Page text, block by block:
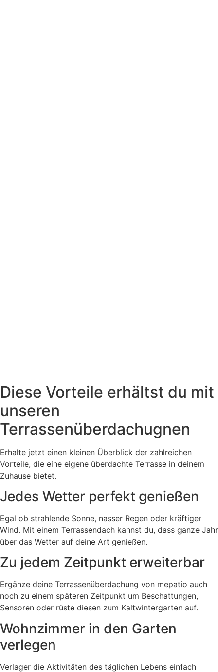
Diese Vorteile erhältst du mit
unseren
Terrassenüberdachugnen
Erhalte jetzt einen kleinen Überblick der zahlreichen
Vorteile, die eine eigene überdachte Terrasse in deinem
Zuhause bietet.
Jedes Wetter perfekt genießen
Egal ob strahlende Sonne, nasser Regen oder kräftiger
Wind. Mit einem Terrassendach kannst du, dass ganze Jahr
über das Wetter auf deine Art genießen.
Zu jedem Zeitpunkt erweiterbar
Ergänze deine Terrassenüberdachung von mepatio auch
noch zu einem späteren Zeitpunkt um Beschattungen,
Sensoren oder rüste diesen zum Kaltwintergarten auf.
Wohnzimmer in den Garten
verlegen
Verlager die Aktivitäten des täglichen Lebens einfach